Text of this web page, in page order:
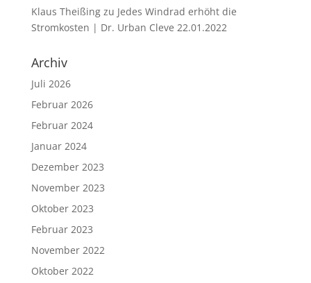
Klaus Theißingzu Jedes Windrad erhöht die
Stromkosten | Dr. Urban Cleve 22.01.2022
Archiv
Juli 2026
Februar 2026
Februar 2024
Januar 2024
Dezember 2023
November 2023
Oktober 2023
Februar 2023
November 2022
Oktober 2022